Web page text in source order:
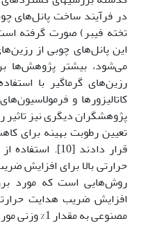
در فرآیند ساخت پانل‌های
تخته فیبر) صورت گرفته
این پانل‌های چوبی از
می‌شود، بیشتر پژوهش‌ها
رزین‌های گرماگیر با
پژوهشگران دیگری نیز
تعیین رطوبت بهینه برای
قرار دادند [10].
حرارتی بالا برای افزایش
روش‌هایی است که مورد
افزایش ضریب هدایت
‌مصنوعی به مقدار 1% وزنی مورد استفاده قرار گرفت [11].